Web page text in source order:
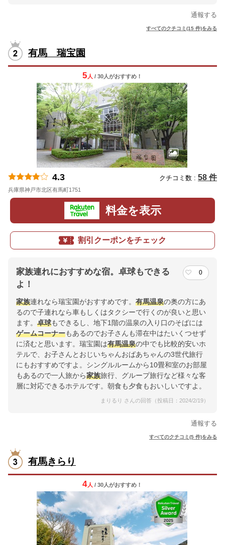
通報する
すべてのクチコミ(15 件)をみる
有馬 瑞宝園
5 人 / 30人がおすすめ！
4.3 クチコミ数 : 58 件
兵庫県神戸市北区有馬町1751
料金を表示
割引クーポンをチェック
家族連れにおすすめな宿。卓球もできる
よ！
0
家族連れなら瑞宝園がおすすめです。 有馬温泉の奥の方にあ
るので子連れなら車もしくはタクシーで行くのが良いと思い
ます。 卓球もできるし、地下1階の温泉の入り口のそばには
ゲームコーナーもあるのでお子さんも滞在中はたいくつせず
に済むと思います。瑞宝園は有馬温泉の中でも比較的安いホ
テルで、お子さんとおじいちゃんおばあちゃんの3世代旅行
にもおすすめですよ。シングルルームから10畳和室のお部屋
もあるので一人旅から家族旅行、グループ旅行など様々な客
層に対応できるホテルです。朝食も夕食もおいしいですよ。
まりるり さんの回答（投稿日：2024/2/19）
通報する
すべてのクチコミ(5 件)をみる
有馬きらり
4人 / 30人がおすすめ！